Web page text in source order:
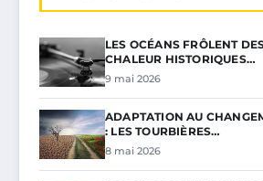
LES OCÉANS FRÔLENT
CHALEUR HISTORIQUES…
9 mai 2026
ADAPTATION AU
: LES TOURBIÈRES…
8 mai 2026